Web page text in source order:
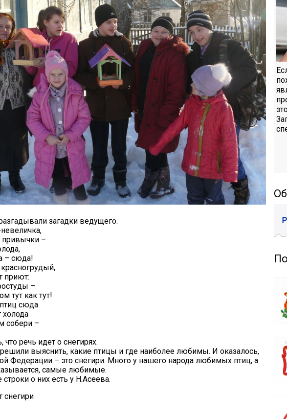
загадки ведущего.
привычки –
– сюда!
приют:
–
тут как тут!
сюда
холода
собери –
что речь идет о снегирях.
выяснить, какие птицы и где наиболее любимы. И оказалось,
Федерации – это снегири. Много у нашего народа любимых птиц, а
самые любимые.
о них есть у Н.Асеева.
снегири